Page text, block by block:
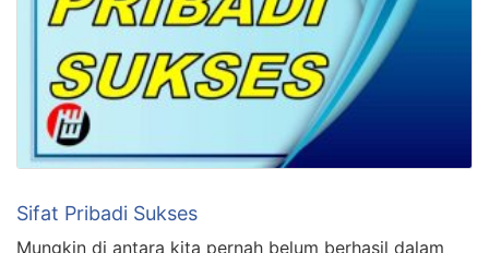
Sifat Pribadi Sukses
Mungkin di antara kita pernah belum berhasil dalam